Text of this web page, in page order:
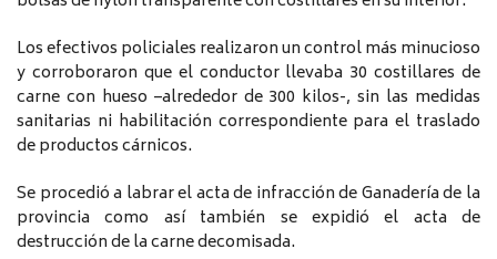
Los efectivos policiales realizaron un control más minucioso
y corroboraron que el conductor llevaba 30 costillares de
carne con hueso –alrededor de 300 kilos-, sin las medidas
sanitarias ni habilitación correspondiente para el traslado
de productos cárnicos.
Se procedió a labrar el acta de infracción de Ganadería de la
provincia como así también se expidió el acta de
destrucción de la carne decomisada.